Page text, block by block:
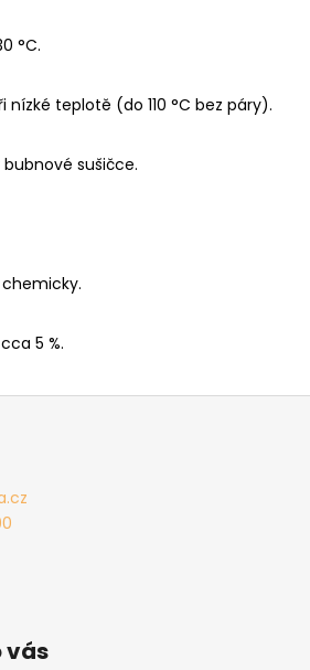
°C.
nízké teplotě (do 110 °C bez páry).
bubnové sušičce.
5 %.
vás